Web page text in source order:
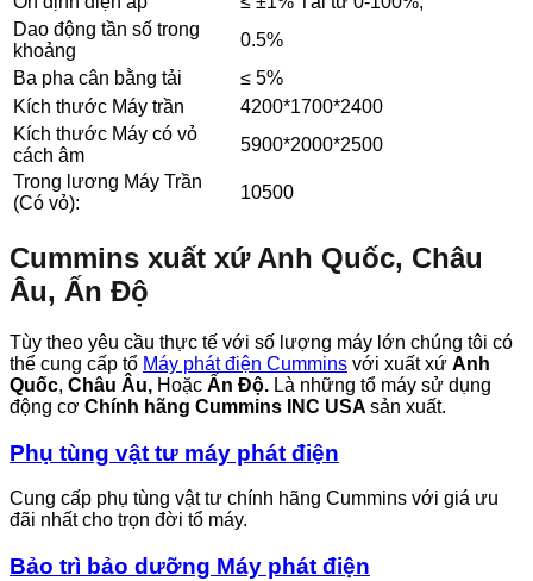
Dao động tần số trong
khoảng
0.5%
Ba pha cân bằng tải
≤ 5%
Kích thước Máy trần
4200*1700*2400
Kích thước Máy có vỏ
cách âm
5900*2000*2500
Trong lương Máy Trần
(Có vỏ):
10500
Cummins xuất xứ Anh Quốc, Châu
Âu, Ấn Độ
Tùy theo yêu cầu thực tế với số lượng máy lớn chúng tôi có
thể cung cấp tổ Máy phát điện Cummins với xuất xứ Anh
Quốc, Châu Âu, Hoặc Ấn Độ. Là những tổ máy sử dụng
động cơ Chính hãng Cummins INC USA sản xuất.
Phụ tùng vật tư máy phát điện
Cung cấp phụ tùng vật tư chính hãng Cummins với giá ưu
đãi nhất cho trọn đời tổ máy.
Bảo trì bảo dưỡng Máy phát điện